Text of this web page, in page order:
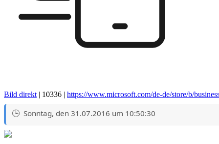
Bild direkt | 10336 | https://www.microsoft.com/de-de/store/b/
Sonntag, den 31.07.2016 um 10:50:30